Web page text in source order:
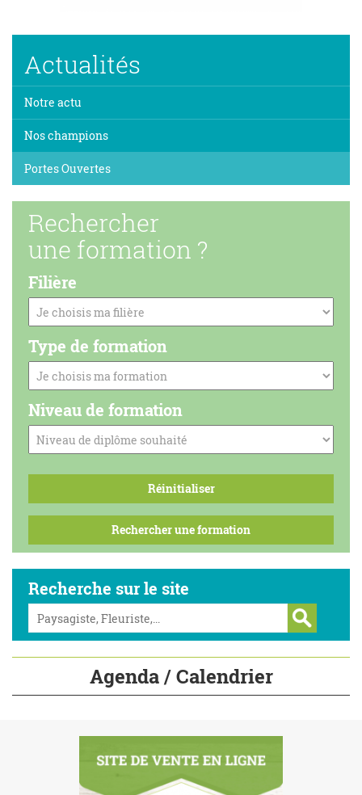
Actualités
Notre actu
Nos champions
Portes Ouvertes
Rechercher
une formation ?
Filière
Type de formation
Niveau de formation
Recherche sur le site
Agenda / Calendrier